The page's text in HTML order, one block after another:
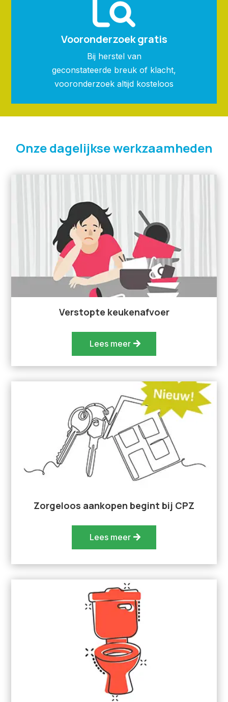
Vooronderzoek gratis
Bij herstel van
geconstateerde breuk of klacht,
vooronderzoek altijd kosteloos
Onze dagelijkse werkzaamheden
Verstopte keukenafvoer
Lees meer
Zorgeloos aankopen begint bij CPZ
Lees meer